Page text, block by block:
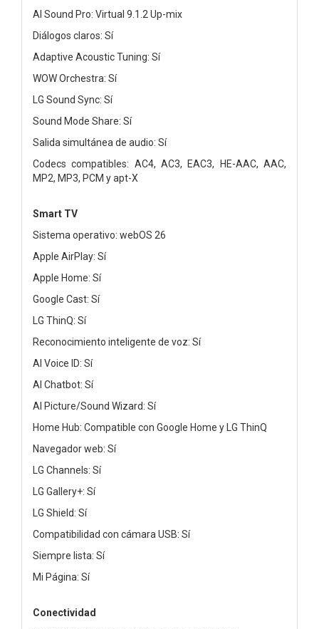
AI Sound Pro: Virtual 9.1.2 Up-mix
Diálogos claros: Sí
Adaptive Acoustic Tuning: Sí
WOW Orchestra: Sí
LG Sound Sync: Sí
Sound Mode Share: Sí
Salida simultánea de audio: Sí
Codecs compatibles: AC4, AC3, EAC3, HE-AAC, AAC,
MP2, MP3, PCM y apt-X
Smart TV
Sistema operativo: webOS 26
Apple AirPlay: Sí
Apple Home: Sí
Google Cast: Sí
LG ThinQ: Sí
Reconocimiento inteligente de voz: Sí
AI Voice ID: Sí
AI Chatbot: Sí
AI Picture/Sound Wizard: Sí
Home Hub: Compatible con Google Home y LG ThinQ
Navegador web: Sí
LG Channels: Sí
LG Gallery+: Sí
LG Shield: Sí
Compatibilidad con cámara USB: Sí
Siempre lista: Sí
Mi Página: Sí
Conectividad